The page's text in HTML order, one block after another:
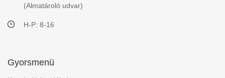
(Almatároló udvar)
H-P: 8-16
Gyorsmenü